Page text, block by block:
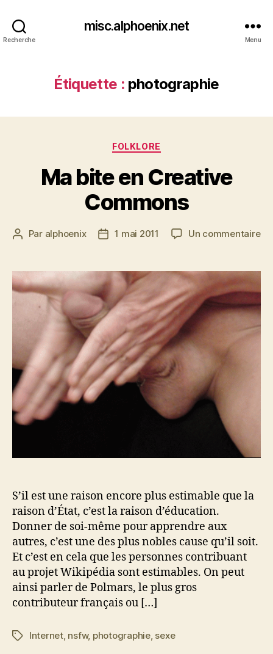
Recherche
misc.alphoenix.net
Menu
Étiquette : photographie
Catégories
FOLKLORE
Ma bite en Creative
Commons
Auteur
Par alphoenix
Date1 mai 2011 Un commentairesur
en
S’il est une raison encore plus estimable que la
raison d’État, c’est la raison d’éducation.
Donner de soi-même pour apprendre aux
autres, c’est une des plus nobles cause qu’il soit.
Et c’est en cela que les personnes contribuant
au projet Wikipédia sont estimables. On peut
ainsi parler de Polmars, le plus gros
contributeur français ou […]
Étiquettes
Internet, nsfw, photographie, sexe